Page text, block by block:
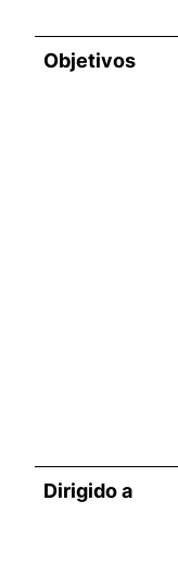
Objetivos
Dirigido a